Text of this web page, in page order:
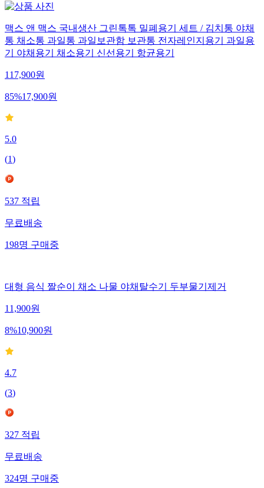
맥스 앤 맥스 국내생산 그린톡톡 밀폐용기 세트 / 김치통 야채
통 채소통 과일통 과일보관함 보관통 전자레인지용기 과일용
기 야채용기 채소용기 신선용기 항균용기
117,900원
85%17,900원
5.0
(1)
537적립
무료배송
198명구매중
대형 음식 짤순이 채소 나물 야채탈수기 두부물기제거
11,900원
8%10,900원
4.7
(3)
327적립
무료배송
324명구매중